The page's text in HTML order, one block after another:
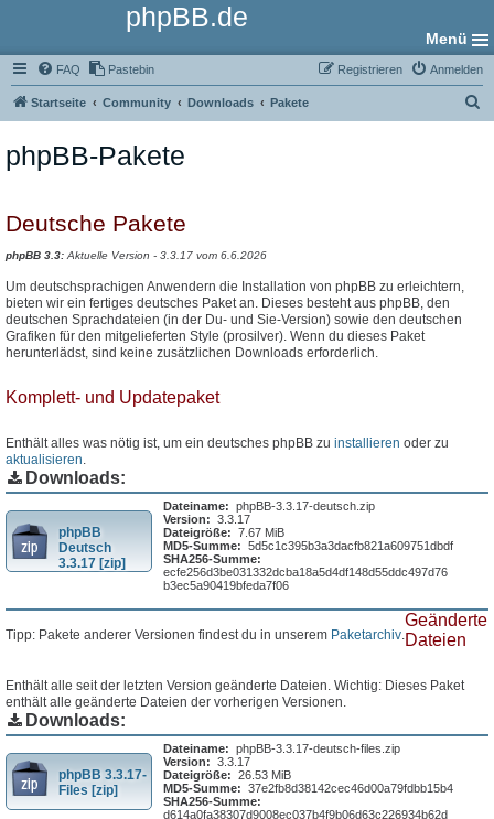
phpBB.de
Menü
FAQ Pastebin Anmelden
Registrieren
Startseite Community Downloads Pakete
phpBB-Pakete
Deutsche Pakete
phpBB 3.3: Aktuelle Version - 3.3.17 vom 6.6.2026
Um deutschsprachigen Anwendern die Installation von phpBB zu erleichtern,
bieten wir ein fertiges deutsches Paket an. Dieses besteht aus phpBB, den
deutschen Sprachdateien (in der Du- und Sie-Version) sowie den deutschen
Grafiken für den mitgelieferten Style (prosilver). Wenn du dieses Paket
herunterlädst, sind keine zusätzlichen Downloads erforderlich.
Komplett- und Updatepaket
Enthält alles was nötig ist, um ein deutsches phpBB zu installieren oder zu
aktualisieren.
Downloads:
phpBB
Deutsch
3.3.17 [zip]
Dateiname: phpBB-3.3.17-deutsch.zip
Version: 3.3.17
Dateigröße: 7.67 MiB
MD5-Summe: 5d5c1c395b3a3dacfb821a609751dbdf
SHA256-Summe:
ecfe256d3be031332dcba18a5d4df148d55ddc497d76
b3ec5a90419bfeda7f06
Tipp: Pakete anderer Versionen findest du in unserem Paketarchiv.
Geänderte
Dateien
Enthält alle seit der letzten Version geänderte Dateien. Wichtig: Dieses Paket
enthält alle geänderte Dateien der vorherigen Versionen.
Downloads:
phpBB 3.3.17-
Files [zip]
Dateiname: phpBB-3.3.17-deutsch-files.zip
Version: 3.3.17
Dateigröße: 26.53 MiB
MD5-Summe: 37e2fb8d38142cec46d00a79fdbb15b4
SHA256-Summe:
d614a0fa38307d9008ec037b4f9b06d63c226934b62d